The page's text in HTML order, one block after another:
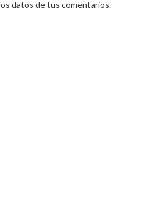
datos de tus comentarios.